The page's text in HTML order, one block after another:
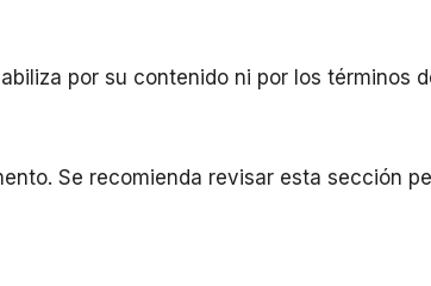
por su contenido ni por los términos
Se recomienda revisar esta sección